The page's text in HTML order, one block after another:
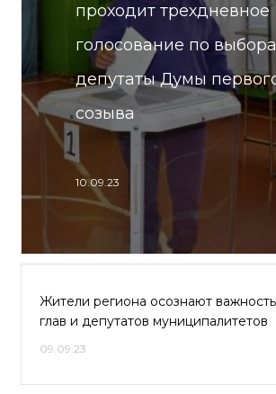
проходит трехдневное
голосование по
депутаты Думы
созыва
10.09.23
Жители региона осознают
глав и депутатов муниципалитетов
09.09.23